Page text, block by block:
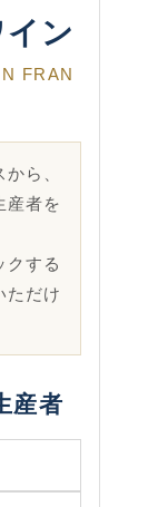
ン
FRAN
ら、
産者を
クする
ただけ
産者